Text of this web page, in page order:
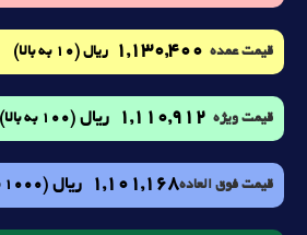
قیمت عمده 1,130,400 ریال (10 به بالا)
قیمت ویژه 1,110,912 ریال (100 به بالا)
قیمت فوق العاده1,101,168 ریال (1000 به بالا)